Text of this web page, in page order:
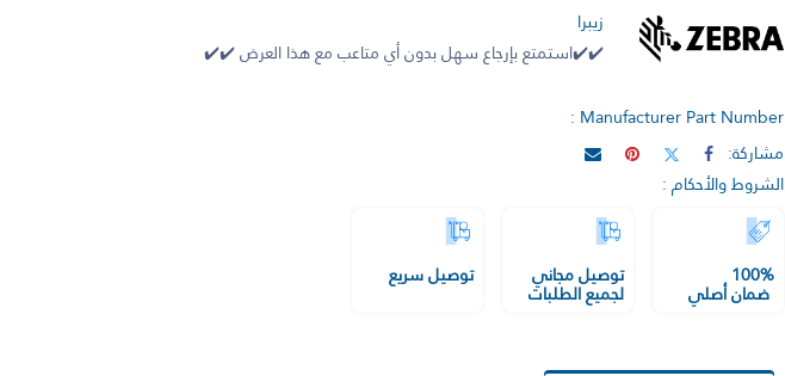
زيبرا
✔️✔️استمتع بإرجاع سهل بدون أي متاعب مع هذا العرض ✔️✔️
Manufacturer Part Number :
مشاركة:
الشروط والأحكام :
100%
ضمان أصلي
توصيل مجاني
لجميع الطلبات
توصيل سريع